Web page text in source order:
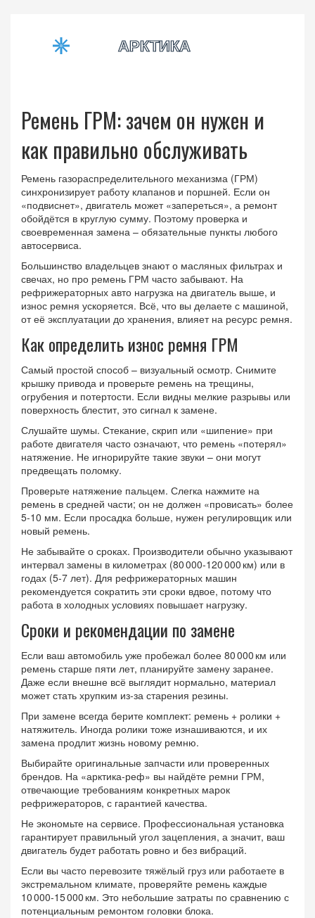
Ремень ГРМ: зачем он нужен и
как правильно обслуживать
Ремень газораспределительного механизма (ГРМ)
синхронизирует работу клапанов и поршней. Если он
«подвиснет», двигатель может «запереться», а ремонт
обойдётся в круглую сумму. Поэтому проверка и
своевременная замена – обязательные пункты любого
автосервиса.
Большинство владельцев знают о масляных фильтрах и
свечах, но про ремень ГРМ часто забывают. На
рефрижераторных авто нагрузка на двигатель выше, и
износ ремня ускоряется. Всё, что вы делаете с машиной,
от её эксплуатации до хранения, влияет на ресурс ремня.
Как определить износ ремня ГРМ
Самый простой способ – визуальный осмотр. Снимите
крышку привода и проверьте ремень на трещины,
огрубения и потертости. Если видны мелкие разрывы или
поверхность блестит, это сигнал к замене.
Слушайте шумы. Стекание, скрип или «шипение» при
работе двигателя часто означают, что ремень «потерял»
натяжение. Не игнорируйте такие звуки – они могут
предвещать поломку.
Проверьте натяжение пальцем. Слегка нажмите на
ремень в средней части; он не должен «провисать» более
5‑10 мм. Если просадка больше, нужен регулировщик или
новый ремень.
Не забывайте о сроках. Производители обычно указывают
интервал замены в километрах (80 000‑120 000 км) или в
годах (5‑7 лет). Для рефрижераторных машин
рекомендуется сократить эти сроки вдвое, потому что
работа в холодных условиях повышает нагрузку.
Сроки и рекомендации по замене
Если ваш автомобиль уже пробежал более 80 000 км или
ремень старше пяти лет, планируйте замену заранее.
Даже если внешне всё выглядит нормально, материал
может стать хрупким из‑за старения резины.
При замене всегда берите комплект: ремень + ролики +
натяжитель. Иногда ролики тоже изнашиваются, и их
замена продлит жизнь новому ремню.
Выбирайте оригинальные запчасти или проверенных
брендов. На «арктика‑реф» вы найдёте ремни ГРМ,
отвечающие требованиям конкретных марок
рефрижераторов, с гарантией качества.
Не экономьте на сервисе. Профессиональная установка
гарантирует правильный угол зацепления, а значит, ваш
двигатель будет работать ровно и без вибраций.
Если вы часто перевозите тяжёлый груз или работаете в
экстремальном климате, проверяйте ремень каждые
10 000‑15 000 км. Это небольшие затраты по сравнению с
потенциальным ремонтом головки блока.